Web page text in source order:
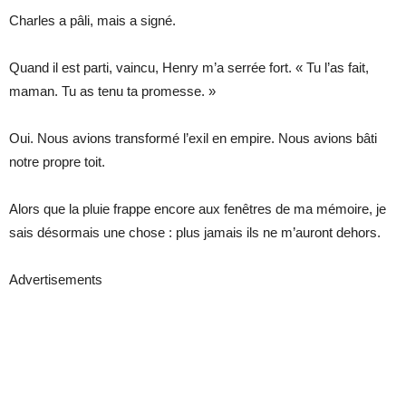
Charles a pâli, mais a signé.
Quand il est parti, vaincu, Henry m’a serrée fort. « Tu l’as fait,
maman. Tu as tenu ta promesse. »
Oui. Nous avions transformé l’exil en empire. Nous avions bâti
notre propre toit.
Alors que la pluie frappe encore aux fenêtres de ma mémoire, je
sais désormais une chose : plus jamais ils ne m’auront dehors.
Advertisements